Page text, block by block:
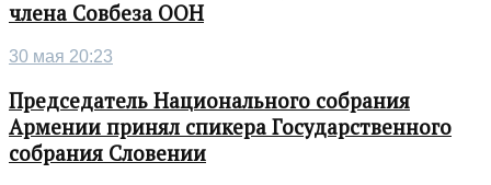
члена Совбеза ООН
30 мая 20:23
Председатель Национального собрания
Армении принял спикера Государственного
собрания Словении